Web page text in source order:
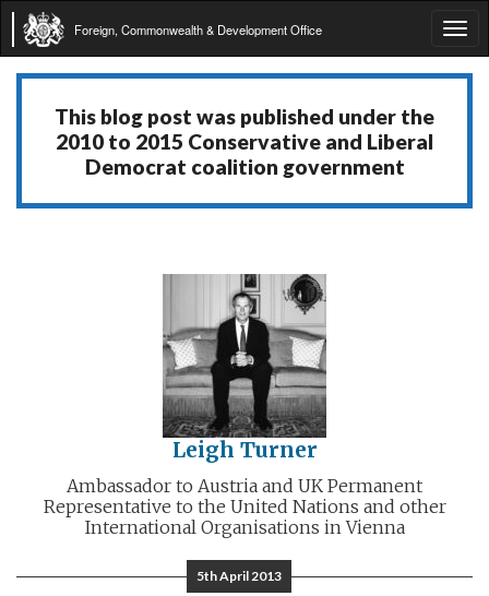
Foreign, Commonwealth & Development Office
This blog post was published under the
2010 to 2015 Conservative and Liberal
Democrat coalition government
Leigh Turner
Ambassador to Austria and UK Permanent
Representative to the United Nations and other
International Organisations in Vienna
5th April 2013